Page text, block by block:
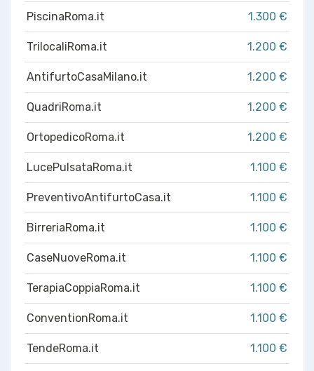
PiscinaRoma.it 1.300 €
TrilocaliRoma.it 1.200 €
AntifurtoCasaMilano.it 1.200 €
QuadriRoma.it 1.200 €
OrtopedicoRoma.it 1.200 €
LucePulsataRoma.it 1.100 €
PreventivoAntifurtoCasa.it 1.100 €
BirreriaRoma.it 1.100 €
CaseNuoveRoma.it 1.100 €
TerapiaCoppiaRoma.it 1.100 €
ConventionRoma.it 1.100 €
TendeRoma.it 1.100 €